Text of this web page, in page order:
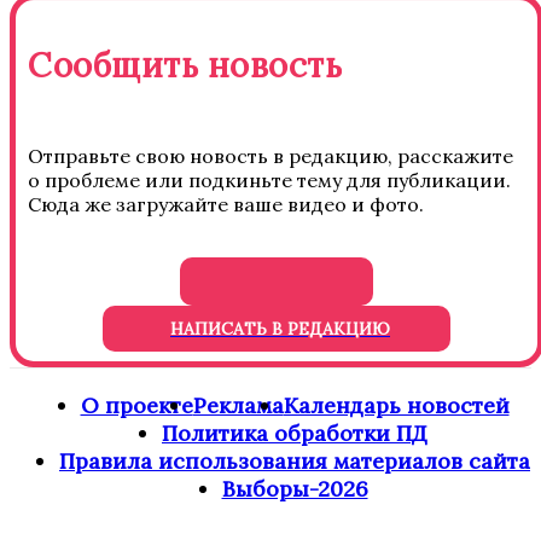
Сообщить новость
Отправьте свою новость в редакцию, расскажите
о проблеме или подкиньте тему для публикации.
Сюда же загружайте ваше видео и фото.
НАПИСАТЬ В РЕДАКЦИЮ
О проектеРекламаКалендарь новостей
Политика обработки ПД
Правила использования материалов сайта
Выборы-2026